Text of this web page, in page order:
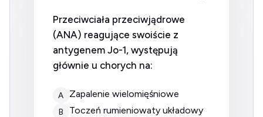
Przeciwciała przeciwjądrowe
(ANA) reagujące swoiście z
antygenem Jo-1, występują
głównie u chorych na:
A zapalenie wielomięśniowe
B toczeń rumieniowaty układowy